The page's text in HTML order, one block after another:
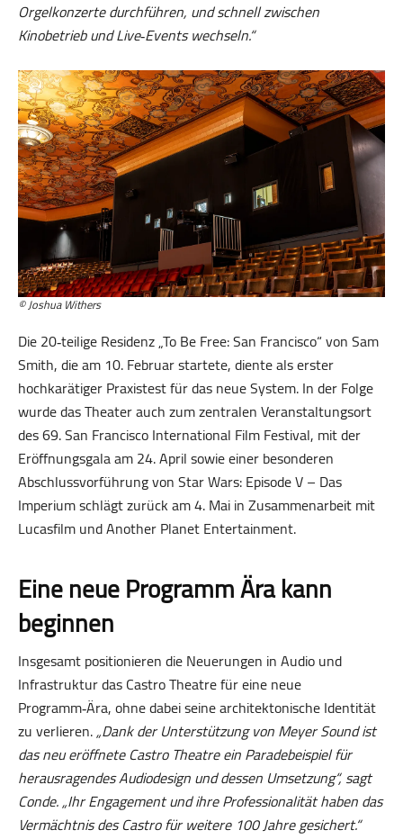
Orgelkonzerte durchführen, und schnell zwischen
Kinobetrieb und Live‑Events wechseln.“
© Joshua Withers
Die 20‑teilige Residenz „To Be Free: San Francisco“ von Sam
Smith, die am 10. Februar startete, diente als erster
hochkarätiger Praxistest für das neue System. In der Folge
wurde das Theater auch zum zentralen Veranstaltungsort
des 69. San Francisco International Film Festival, mit der
Eröffnungsgala am 24. April sowie einer besonderen
Abschlussvorführung von Star Wars: Episode V – Das
Imperium schlägt zurück am 4. Mai in Zusammenarbeit mit
Lucasfilm und Another Planet Entertainment.
Eine neue Programm Ära kann
beginnen
Insgesamt positionieren die Neuerungen in Audio und
Infrastruktur das Castro Theatre für eine neue
Programm‑Ära, ohne dabei seine architektonische Identität
zu verlieren.„Dank der Unterstützung von Meyer Sound ist
das neu eröffnete Castro Theatre ein Paradebeispiel für
herausragendes Audiodesign und dessen Umsetzung“, sagt
Conde. „Ihr Engagement und ihre Professionalität haben das
Vermächtnis des Castro für weitere 100 Jahre gesichert.“